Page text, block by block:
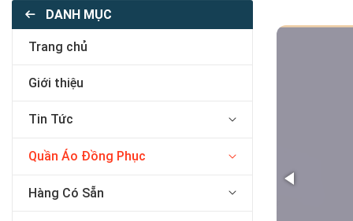
DANH MỤC
Trang chủ
Giới thiệu
Tin Tức
Quần Áo Đồng Phục
Hàng Có Sẵn